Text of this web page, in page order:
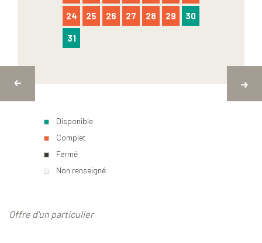
24 25 26 27 28 29 30
31
Disponible
Complet
Fermé
Non renseigné
Offre d'un particulier